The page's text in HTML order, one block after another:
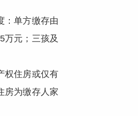
：单方缴存由
万元；三孩及
权住房或仅有
房为缴存人家